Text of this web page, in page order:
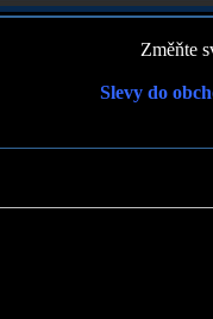
Změňte
Slevy do